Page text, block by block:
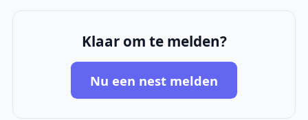
Klaar om te melden?
Nu een nest melden